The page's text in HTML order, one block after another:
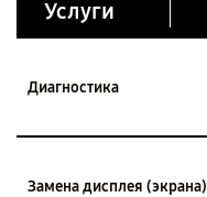
Услуги
Диагностика
Замена дисплея (экрана)